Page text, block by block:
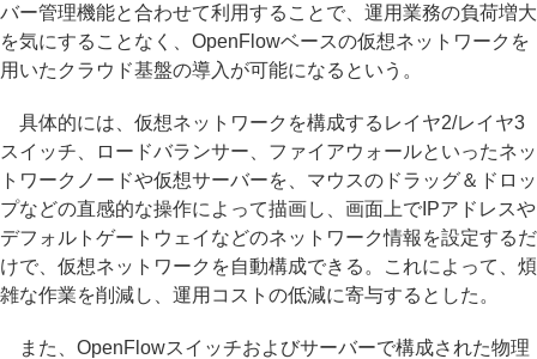
バー管理機能と合わせて利用することで、運用業務の負荷増大
を気にすることなく、OpenFlowベースの仮想ネットワークを
用いたクラウド基盤の導入が可能になるという。
具体的には、仮想ネットワークを構成するレイヤ2/レイヤ3
スイッチ、ロードバランサー、ファイアウォールといったネッ
トワークノードや仮想サーバーを、マウスのドラッグ＆ドロッ
プなどの直感的な操作によって描画し、画面上でIPアドレスや
デフォルトゲートウェイなどのネットワーク情報を設定するだ
けで、仮想ネットワークを自動構成できる。これによって、煩
雑な作業を削減し、運用コストの低減に寄与するとした。
また、OpenFlowスイッチおよびサーバーで構成された物理